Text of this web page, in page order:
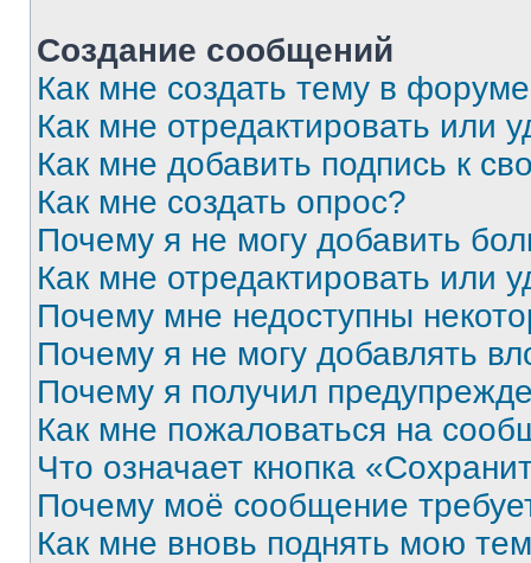
Создание сообщений
Как мне создать тему в
Как мне отредактировать или
Как мне добавить подпись к
Как мне создать опрос?
Почему я не могу добавить
Как мне отредактировать или
Почему мне недоступны
Почему я не могу добавлять
Почему я получил
Как мне пожаловаться на
Что означает кнопка
Почему моё сообщение
Как мне вновь поднять мою